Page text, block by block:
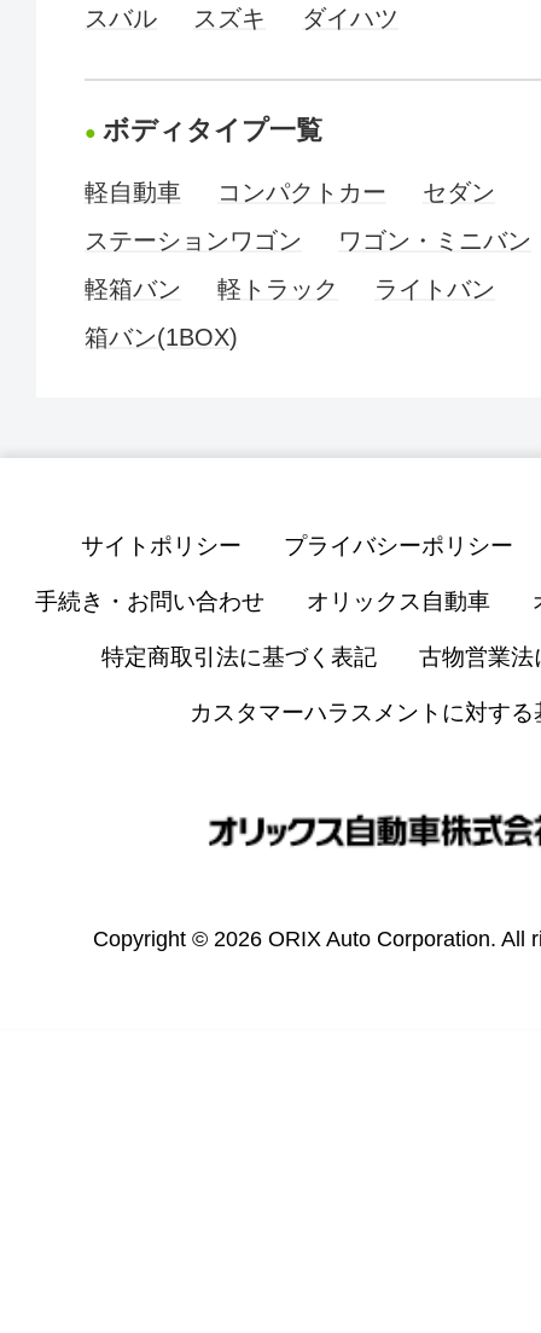
スバル
スズキ ダイハツ
ボディタイプ一覧
軽自動車 コンパクトカー
セダン
ステーションワゴン
ワゴン・ミニバン
軽箱バン
軽トラック
ライトバン
箱バン(1BOX)
サイトポリシー プライバシーポリシー
手続き・お問い合わせ オリックス自動車
特定商取引法に基づく表記 古物営業法
カスタマーハラスメントに対する
Copyright © 2026 ORIX Auto Corporation. All